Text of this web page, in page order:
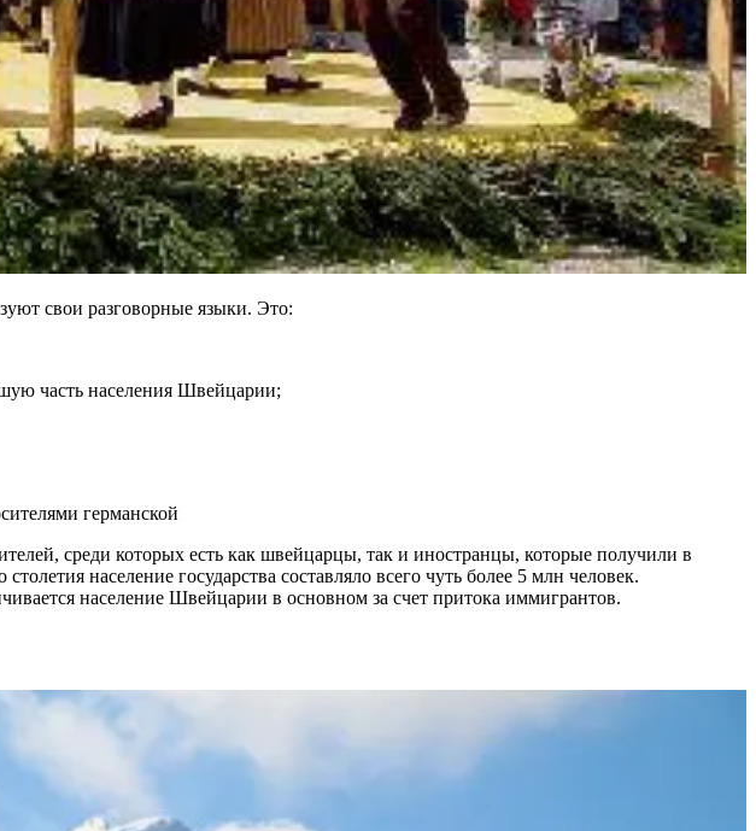
свои разговорные языки. Это:
часть населения Швейцарии;
германской
среди которых есть как швейцарцы, так и иностранцы, которые получили в
население государства составляло всего чуть более 5 млн человек.
население Швейцарии в основном за счет притока иммигрантов.